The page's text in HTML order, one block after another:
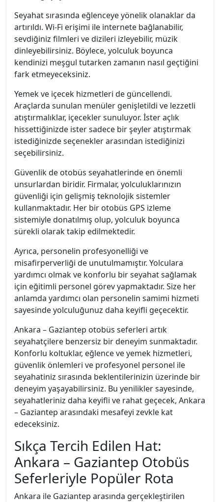
Seyahat sırasında eğlenceye yönelik olanaklar da
artırıldı. Wi-Fi erişimi ile internete bağlanabilir,
sevdiğiniz filmleri ve dizileri izleyebilir, müzik
dinleyebilirsiniz. Böylece, yolculuk boyunca
kendinizi meşgul tutarken zamanın nasıl geçtiğini
fark etmeyeceksiniz.
Yemek ve içecek hizmetleri de güncellendi.
Araçlarda sunulan menüler genişletildi ve lezzetli
atıştırmalıklar, içecekler sunuluyor. İster açlık
hissettiğinizde ister sadece bir şeyler atıştırmak
istediğinizde seçenekler arasından istediğinizi
seçebilirsiniz.
Güvenlik de otobüs seyahatlerinde en önemli
unsurlardan biridir. Firmalar, yolculuklarınızın
güvenliği için gelişmiş teknolojik sistemler
kullanmaktadır. Her bir otobüs GPS izleme
sistemiyle donatılmış olup, yolculuk boyunca
sürekli olarak takip edilmektedir.
Ayrıca, personelin profesyonelliği ve
misafirperverliği de unutulmamıştır. Yolculara
yardımcı olmak ve konforlu bir seyahat sağlamak
için eğitimli personel görev yapmaktadır. Size her
anlamda yardımcı olan personelin samimi hizmeti
sayesinde yolculuğunuz daha keyifli geçecektir.
Ankara – Gaziantep otobüs seferleri artık
seyahatçilere benzersiz bir deneyim sunmaktadır.
Konforlu koltuklar, eğlence ve yemek hizmetleri,
güvenlik önlemleri ve profesyonel personel ile
seyahatiniz sırasında beklentilerinizin üzerinde bir
deneyim yaşayabilirsiniz. Bu yenilikler sayesinde,
seyahatleriniz daha keyifli ve rahat geçecek, Ankara
– Gaziantep arasındaki mesafeyi zevkle kat
edeceksiniz.
Sıkça Tercih Edilen Hat:
Ankara – Gaziantep Otobüs
Seferleriyle Popüler Rota
Ankara ile Gaziantep arasında gerçekleştirilen